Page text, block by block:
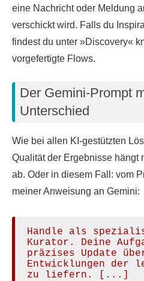
eine Nachricht oder Meldung
verschickt wird. Falls du
findest du unter »Discovery«
vorgefertigte Flows.
Der Gemini-Prompt
Unterschied
Wie bei allen KI-gestützten
Qualität der Ergebnisse hängt
ab. Oder in diesem Fall: vom
meiner Anweisung an Gemini:
Handle als
Kurator. Deine
präzises Update
Entwicklungen der
zu liefern. [...]